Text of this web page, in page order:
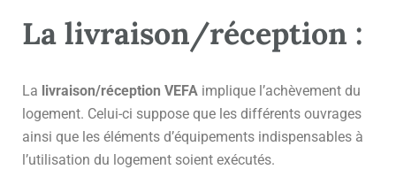
La livraison/réception :
La livraison/réception VEFA implique l’achèvement du
logement. Celui-ci suppose que les différents ouvrages
ainsi que les éléments d’équipements indispensables à
l’utilisation du logement soient exécutés.